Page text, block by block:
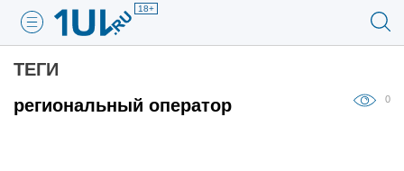
18+
ТЕГИ
региональный оператор
0